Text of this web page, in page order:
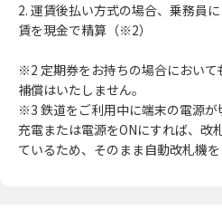
2. 運賃後払い方式の場合、乗務員
賃を現金で精算（※2）
※2 定期券をお持ちの場合において
補償はいたしません。
※3 鉄道をご利用中に端末の電源
充電または電源をONにすれば、改
ているため、そのまま自動改札機を